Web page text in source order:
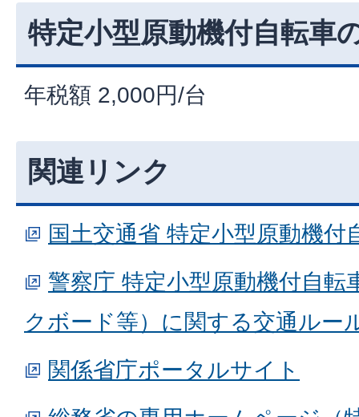
特定小型原動機付自転車
年税額 2,000円/台
関連リンク
国土交通省 特定小型原動機付
警察庁 特定小型原動機付自
クボード等）に関する交通ルー
関係省庁ポータルサイト